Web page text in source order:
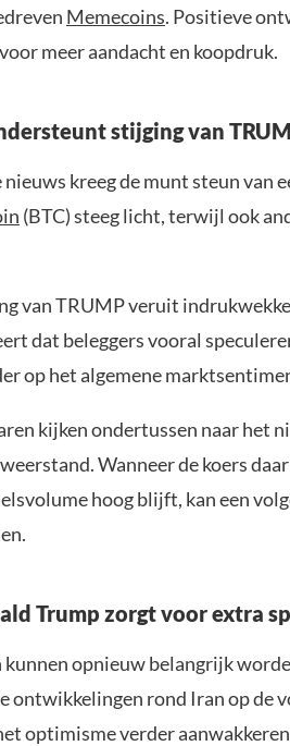
Memecoins. Positieve
meer aandacht en koopdruk.
stijging van
kreeg de munt steun van
(BTC) steeg licht, terwijl ook
van TRUMP veruit
dat beleggers vooral
op het algemene
kijken ondertussen naar het
Wanneer de koers
hoog blijft, kan een
Trump zorgt voor extra
kunnen opnieuw belangrijk
ontwikkelingen rond Iran op de
optimisme verder